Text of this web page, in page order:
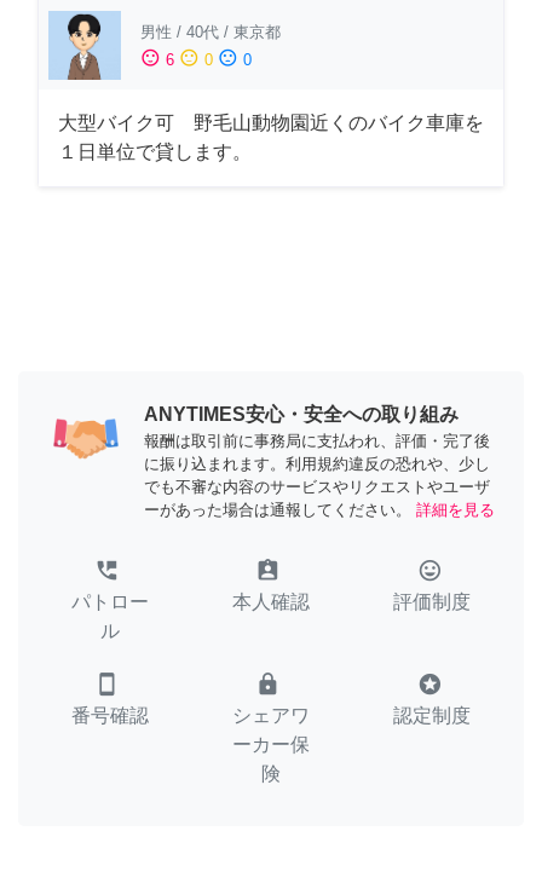
男性 / 40代 / 東京都
sentiment_satisfied 6 sentiment_neutral 0 sentiment_dissatisfied 0
大型バイク可 野毛山動物園近くのバイク車庫を
１日単位で貸します。
ANYTIMES安心・安全への取り組み
報酬は取引前に事務局に支払われ、評価・完了後
に振り込まれます。利用規約違反の恐れや、少し
でも不審な内容のサービスやリクエストやユーザ
ーがあった場合は通報してください。
詳細を見る
perm_phone_msg
パトロー
ル
assignment_ind
本人確認
tag_faces
評価制度
smartphone
番号確認
lock
シェアワ
ーカー保
険
stars
認定制度